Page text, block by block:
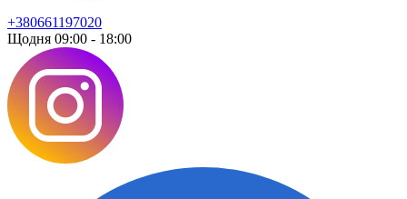
+380661197020
Щодня 09:00 - 18:00